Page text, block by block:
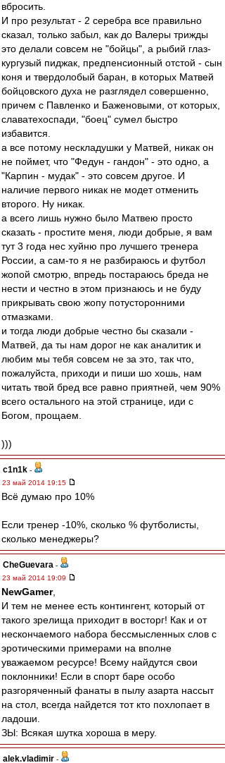
вбросить.
И про результат - 2 серебра все правильно
сказал, только забыл, как до Валеры трижды
это делали совсем не "бойцы", а рыбий глаз-
кургузый пиджак, предпенсионный отстой - сын
коня и твердолобый баран, в которых Матвей
бойцовского духа не разглядел совершенно,
причем с Павленко и Баженовыми, от которых,
славатехоспади, "боец" сумел быстро
избавится.
а все потому нескладушки у Матвей, никак он
не поймет, что "Федун - гандон" - это одно, а
"Карпин - мудак" - это совсем другое. И
наличие первого никак не модет отменить
второго. Ну никак.
а всего лишь нужно было Матвею просто
сказать - простите меня, люди добрые, я вам
тут 3 года нес хуйню про лучшего тренера
России, а сам-то я не разбираюсь и футбол
жопой смотрю, впредь постараюсь бреда не
нести и честно в этом признаюсь и не буду
прикрывать свою жопу потусторонними
отмазками.
и тогда люди добрые честно бы сказали -
Матвей, да ты нам дорог не как аналитик и
любим мы тебя совсем не за это, так что,
пожалуйста, приходи и пиши шо хошь, нам
читать твой бред все равно приятней, чем 90%
всего остального на этой странице, иди с
Богом, прощаем.
)))
c1n1k -
23 май 2014 19:15
Всё думаю про 10%
Если тренер -10%, сколько % футболисты,
сколько менеджеры?
CheGuevara -
23 май 2014 19:09
NewGamer,
И тем не менее есть контингент, который от
такого зрелища приходит в восторг! Как и от
нескончаемого набора бессмысленных слов с
эротическими примерами на вполне
уважаемом ресурсе! Всему найдутся свои
поклонники! Если в спорт баре особо
разгоряченный фанаты в пылу азарта нассыт
на стол, всегда найдется тот кто похлопает в
ладоши.
ЗЫ: Всякая шутка хороша в меру.
alek.vladimir -